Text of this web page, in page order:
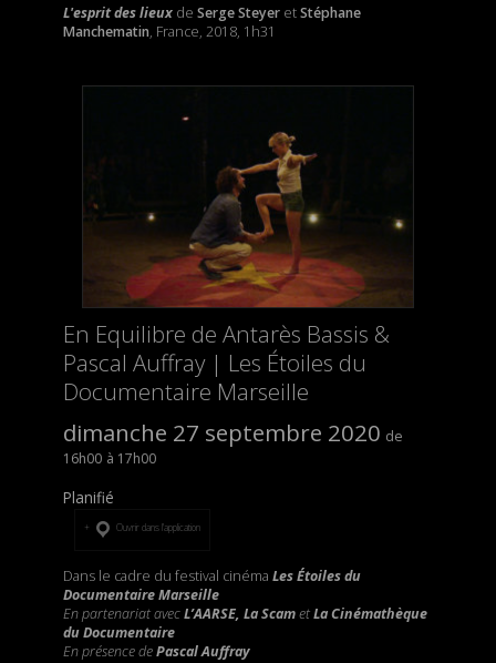
L'esprit des lieux de Serge Steyer etStéphane
Manchematin, France, 2018, 1h31
En Equilibre de Antarès Bassis &
Pascal Auffray | Les Étoiles du
Documentaire Marseille
dimanche 27 septembre 2020
16h00 17h00
Planifié
Ouvrir dans l’application
Dans le cadre du festival cinéma Les Étoiles du
Documentaire Marseille
En partenariat avecL’AARSE, La ScametLa Cinémathèque
du Documentaire
En présence dePascal Auffray